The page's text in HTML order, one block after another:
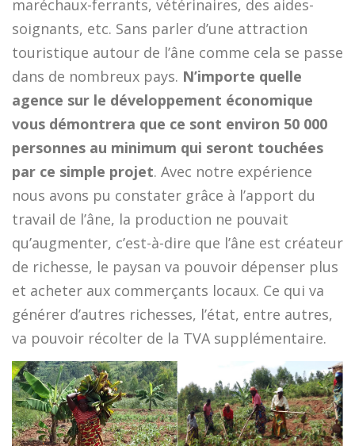
maréchaux-ferrants, vétérinaires, des aides-
soignants, etc. Sans parler d’une attraction
touristique autour de l’âne comme cela se passe
dans de nombreux pays. N’importe quelle
agence sur le développement économique
vous démontrera que ce sont environ 50 000
personnes au minimum qui seront touchées
par ce simple projet. Avec notre expérience
nous avons pu constater grâce à l’apport du
travail de l’âne, la production ne pouvait
qu’augmenter, c’est-à-dire que l’âne est créateur
de richesse, le paysan va pouvoir dépenser plus
et acheter aux commerçants locaux. Ce qui va
générer d’autres richesses, l’état, entre autres,
va pouvoir récolter de la TVA supplémentaire.